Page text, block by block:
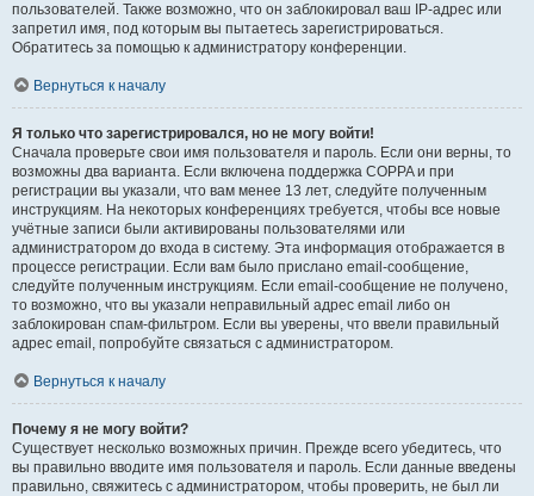
пользователей. Также возможно, что он заблокировал ваш IP-адрес или
запретил имя, под которым вы пытаетесь зарегистрироваться.
Обратитесь за помощью к администратору конференции.
Вернуться к началу
Я только что зарегистрировался, но не могу войти!
Сначала проверьте свои имя пользователя и пароль. Если они верны, то
возможны два варианта. Если включена поддержка COPPA и при
регистрации вы указали, что вам менее 13 лет, следуйте полученным
инструкциям. На некоторых конференциях требуется, чтобы все новые
учётные записи были активированы пользователями или
администратором до входа в систему. Эта информация отображается в
процессе регистрации. Если вам было прислано email-сообщение,
следуйте полученным инструкциям. Если email-сообщение не получено,
то возможно, что вы указали неправильный адрес email либо он
заблокирован спам-фильтром. Если вы уверены, что ввели правильный
адрес email, попробуйте связаться с администратором.
Вернуться к началу
Почему я не могу войти?
Существует несколько возможных причин. Прежде всего убедитесь, что
вы правильно вводите имя пользователя и пароль. Если данные введены
правильно, свяжитесь с администратором, чтобы проверить, не был ли